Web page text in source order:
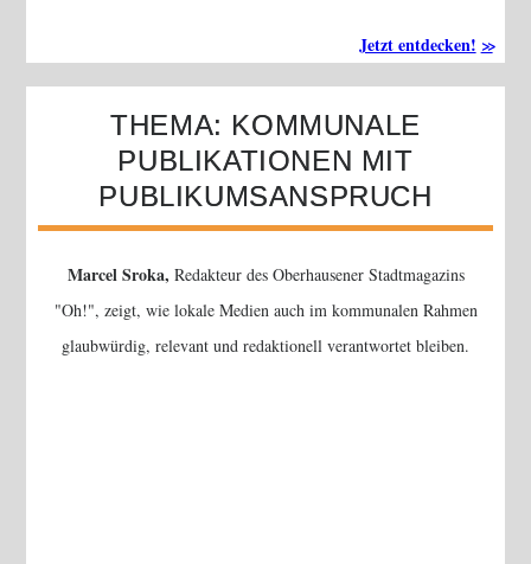
Jetzt entdecken!
THEMA: KOMMUNALE
PUBLIKATIONEN MIT
PUBLIKUMSANSPRUCH
Marcel Sroka, Redakteur des Oberhausener Stadtmagazins
Oh! , zeigt, wie lokale Medien auch im kommunalen Rahmen
glaubwürdig, relevant und redaktionell verantwortet bleiben.